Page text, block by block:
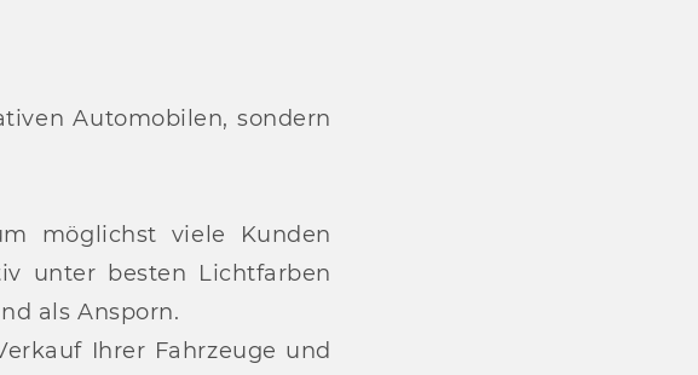
Automobilen, sondern
möglichst viele Kunden
unter besten Lichtfarben
als Ansporn.
Ihrer Fahrzeuge und